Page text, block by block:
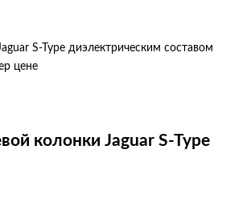
S-Type диэлектрическим составом
цене
колонки Jaguar S-Type